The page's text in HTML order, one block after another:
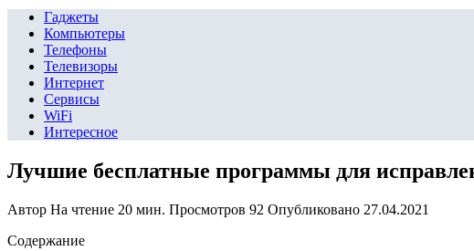
Гаджеты
Компьютеры
Телефоны
Телевизоры
Интернет
Сервисы
WiFi
Интересное
Лучшие бесплатные программы для
Автор На чтение 20 мин. Просмотров 92 Опубликовано 27.04.2021
Содержание